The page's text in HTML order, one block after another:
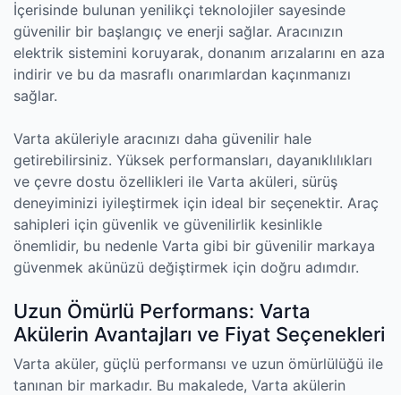
İçerisinde bulunan yenilikçi teknolojiler sayesinde
güvenilir bir başlangıç ve enerji sağlar. Aracınızın
elektrik sistemini koruyarak, donanım arızalarını en aza
indirir ve bu da masraflı onarımlardan kaçınmanızı
sağlar.
Varta aküleriyle aracınızı daha güvenilir hale
getirebilirsiniz. Yüksek performansları, dayanıklılıkları
ve çevre dostu özellikleri ile Varta aküleri, sürüş
deneyiminizi iyileştirmek için ideal bir seçenektir. Araç
sahipleri için güvenlik ve güvenilirlik kesinlikle
önemlidir, bu nedenle Varta gibi bir güvenilir markaya
güvenmek akünüzü değiştirmek için doğru adımdır.
Uzun Ömürlü Performans: Varta
Akülerin Avantajları ve Fiyat Seçenekleri
Varta aküler, güçlü performansı ve uzun ömürlülüğü ile
tanınan bir markadır. Bu makalede, Varta akülerin